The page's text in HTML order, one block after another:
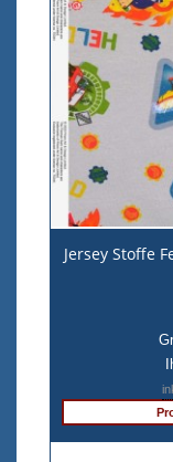
Jersey Stoffe